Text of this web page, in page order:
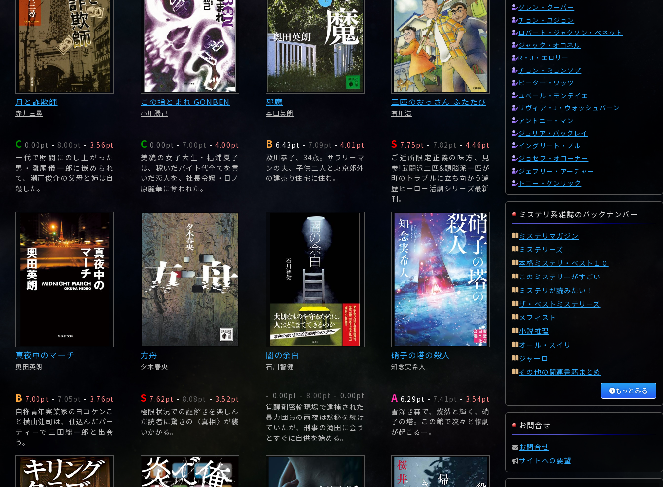
月と詐欺師
赤井三尋
C 0.00pt - 8.00pt - 3.56pt
一代で財閥にのし上がった
男・灘尾儀一郎に嵌められ
て、瀬戸俊介の父母と姉は自
殺した。
この指とまれ GONBEN
小川勝己
C 0.00pt - 7.00pt - 4.00pt
美貌の女子大生・椙浦夏子
は、稼いだバイト代全てを貢
いだ恋人を、社長令嬢・日ノ
原麗華に奪われた。
邪魔
奥田英朗
B 6.43pt - 7.09pt - 4.01pt
及川恭子、34歳。サラリーマ
ンの夫、子供二人と東京郊外
の建売り住宅に住む。
三匹のおっさん ふたたび
有川浩
S 7.75pt - 7.82pt - 4.46pt
ご近所限定正義の味方、見
参!武闘派二匹&頭脳派一匹が
町のトラブルに立ち向かう還
歴ヒーロー活劇シリーズ最新
刊。
真夜中のマーチ
奥田英朗
B 7.00pt - 7.05pt - 3.76pt
自称青年実業家のヨコケンこ
と横山健司は、仕込んだパー
ティーで三田総一郎と出会
う。
方舟
夕木春央
S 7.62pt - 8.08pt - 3.52pt
極限状況での謎解きを楽しん
だ読者に驚きの〈真相〉が襲
いかかる。
闇の余白
石川智健
- 0.00pt - 8.00pt - 0.00pt
覚醒剤密輸現場で逮捕された
暴力団員の雨夜は黙秘を続け
ていたが、刑事の滝田に会う
とすぐに自供を始める。
硝子の塔の殺人
知念実希人
A 6.29pt - 7.41pt - 3.54pt
雪深き森で、燦然と輝く、硝
子の塔。この館で次々と惨劇
が起こるー。
グレン・クーパー
チョン・ユジョン
ロバート・ジャクソン・ベネット
ジャック・オコネル
R・J・エロリー
チョン・ミョンソプ
ピーター・ワッツ
ユベール・モンテイエ
リヴィア・J・ウォッシュバーン
アントニー・マン
ジュリア・バックレイ
イングリート・ノル
ジョセフ・オコーナー
ジェフリー・アーチャー
トニー・ケンリック
ミステリ系雑誌のバックナンバー
ミステリマガジン
ミステリーズ
本格ミステリ・ベスト１０
このミステリーがすごい
ミステリが読みたい！
ザ・ベストミステリーズ
メフィスト
小説推理
オール・スイリ
ジャーロ
その他の関連書籍まとめ
もっとみる
お問合せ
お問合せ
サイトへの要望